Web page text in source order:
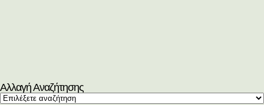
Αλλαγή Αναζήτησης